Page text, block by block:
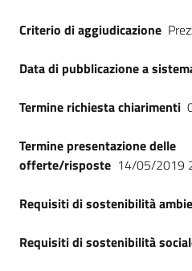
Criterio di aggiudicazione
Data di pubblicazione a
Termine richiesta chiarimenti
Termine presentazione delle
offerte/risposte 14/05/2019
Requisiti di sostenibilità
Requisiti di sostenibilità